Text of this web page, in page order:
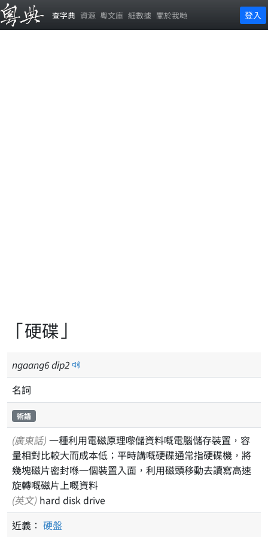
查字典 資源 粵文庫 細數據 關於我哋 登入
「硬碟」
ngaang6dip2
名詞
術語
(廣東話) 一種利用電磁原理嚟儲資料嘅電腦儲存裝置，容
量相對比較大而成本低；平時講嘅硬碟通常指硬碟機，將
幾塊磁片密封喺一個裝置入面，利用磁頭移動去讀寫高速
旋轉嘅磁片上嘅資料
(英文) hard disk drive
近義： 硬盤